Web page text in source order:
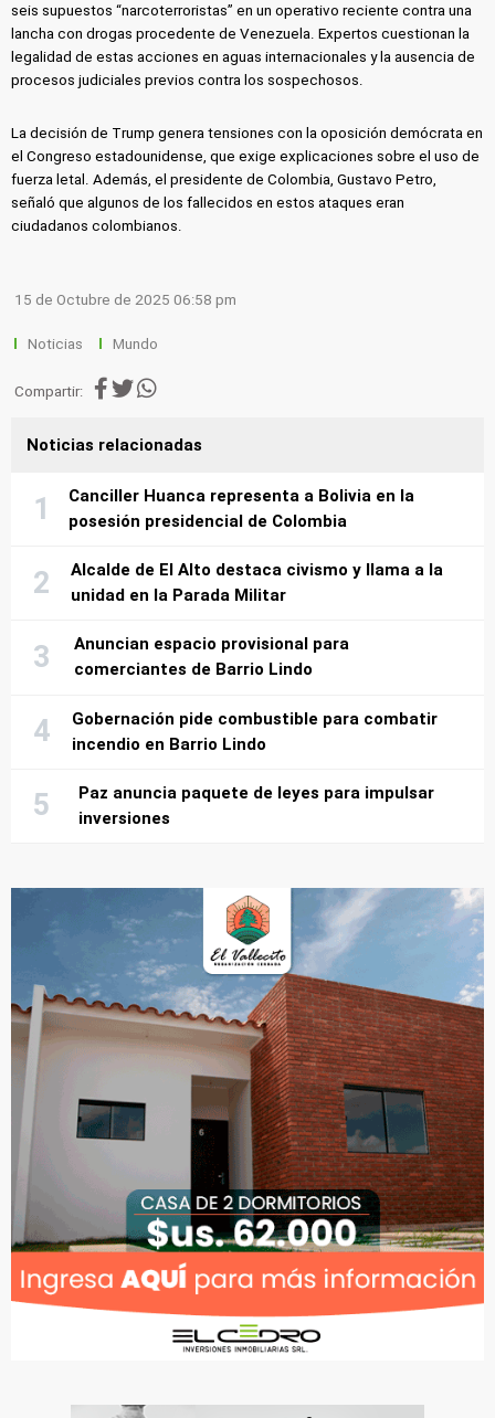
seis supuestos “narcoterroristas” en un operativo reciente contra una
lancha con drogas procedente de Venezuela. Expertos cuestionan la
legalidad de estas acciones en aguas internacionales y la ausencia de
procesos judiciales previos contra los sospechosos.
La decisión de Trump genera tensiones con la oposición demócrata en
el Congreso estadounidense, que exige explicaciones sobre el uso de
fuerza letal. Además, el presidente de Colombia, Gustavo Petro,
señaló que algunos de los fallecidos en estos ataques eran
ciudadanos colombianos.
15 de Octubre de 2025 06:58 pm
Noticias Mundo
Compartir:
Noticias relacionadas
Canciller Huanca representa a Bolivia en la
posesión presidencial de Colombia
Alcalde de El Alto destaca civismo y llama a la
unidad en la Parada Militar
Anuncian espacio provisional para
comerciantes de Barrio Lindo
Gobernación pide combustible para combatir
incendio en Barrio Lindo
Paz anuncia paquete de leyes para impulsar
inversiones